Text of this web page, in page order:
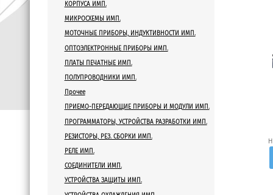
КОРПУСА ИМП.
МИКРОСХЕМЫ ИМП.
МОТОЧНЫЕ ПРИБОРЫ, ИНДУКТИВНОСТИ ИМП.
ОПТОЭЛЕКТРОННЫЕ ПРИБОРЫ ИМП.
ПЛАТЫ ПЕЧАТНЫЕ ИМП.
ПОЛУПРОВОДНИКИ ИМП.
Прочее
ПРИЕМО-ПЕРЕДАЮЩИЕ ПРИБОРЫ И МОДУЛИ ИМП.
ПРОГРАММАТОРЫ, УСТРОЙСТВА РАЗРАБОТКИ ИМП.
РЕЗИСТОРЫ, РЕЗ. СБОРКИ ИМП.
РЕЛЕ ИМП.
СОЕДИНИТЕЛИ ИМП.
УСТРОЙСТВА ЗАЩИТЫ ИМП.